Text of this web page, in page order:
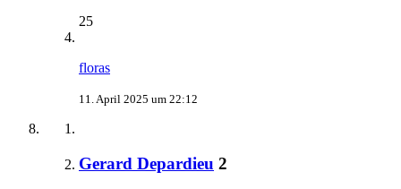
25
floras
11. April 2025 um 22:12
Gerard Depardieu 2